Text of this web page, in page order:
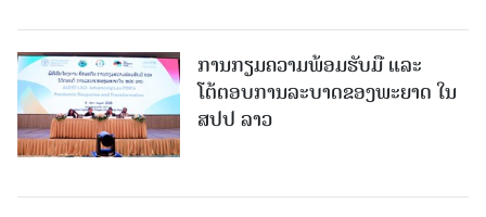
ການກຽມຄວາມພ້ອມຮັບມື ແລະ
ໂຕ້ຕອບການລະບາດຂອງພະຍາດ ໃນ
ສປປ ລາວ